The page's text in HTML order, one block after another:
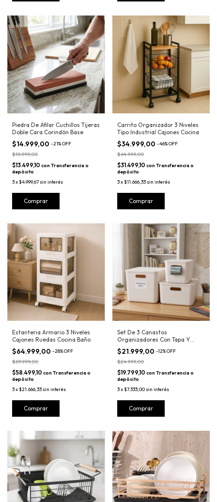
Piedra De Afilar Cuchillos Tijeras
Doble Cara Corindón Base
$14.999,00 -21%OFF
$18.999,00
$13.499,10 con Transferencia o
depósito
3x$4.999,67 sin interés
Carrito Organizador 3 Niveles
Tipo Industrial Cajones Cocina
$34.999,00 -46%OFF
$64.999,00
$31.499,10 con Transferencia o
depósito
3x$11.666,33 sin interés
Estanteria Armario 3 Niveles
Cajones Ruedas Cocina Baño
$64.999,00 -28%OFF
$89.999,00
$58.499,10 con Transferencia o
depósito
3x$21.666,33 sin interés
Set De 3 Canastos
Organizadores Con Tapa Y
Manijas Beige
$21.999,00 -12%OFF
$24.999,00
$19.799,10 con Transferencia o
depósito
3x$7.333,00 sin interés